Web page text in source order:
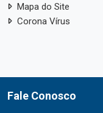
Mapa do Site
Corona Vírus
Fale Conosco